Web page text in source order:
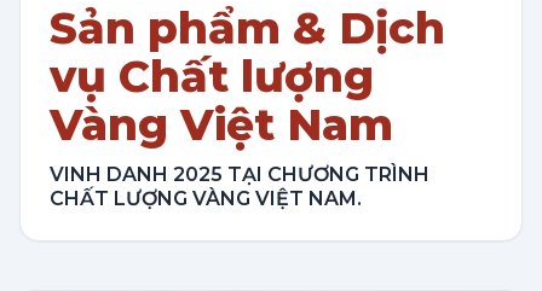
Sản phẩm & Dịch
vụ Chất lượng
Vàng Việt Nam
VINH DANH 2025 TẠI CHƯƠNG TRÌNH
CHẤT LƯỢNG VÀNG VIỆT NAM.